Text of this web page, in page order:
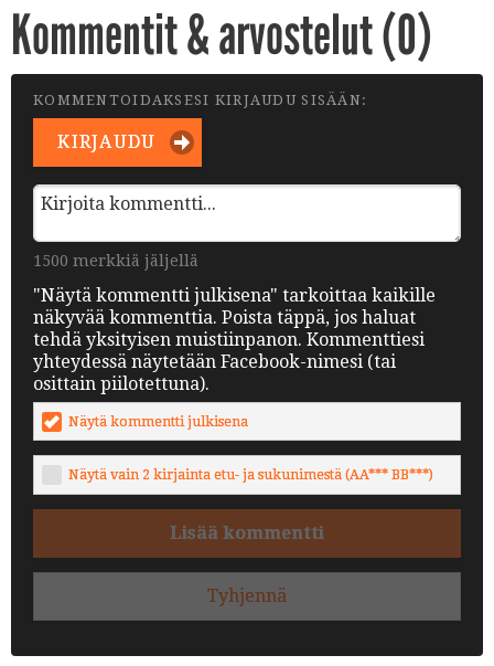
Kommentit & arvostelut (0)
KOMMENTOIDAKSESI KIRJAUDU SISÄÄN:
KIRJAUDU
1500 merkkiä jäljellä
"Näytä kommentti julkisena" tarkoittaa kaikille
näkyvää kommenttia. Poista täppä, jos haluat
tehdä yksityisen muistiinpanon. Kommenttiesi
yhteydessä näytetään Facebook-nimesi (tai
osittain piilotettuna).
Näytä kommentti julkisena
Näytä vain 2 kirjainta etu- ja sukunimestä (AA*** BB***)
Lisää kommentti
Tyhjennä